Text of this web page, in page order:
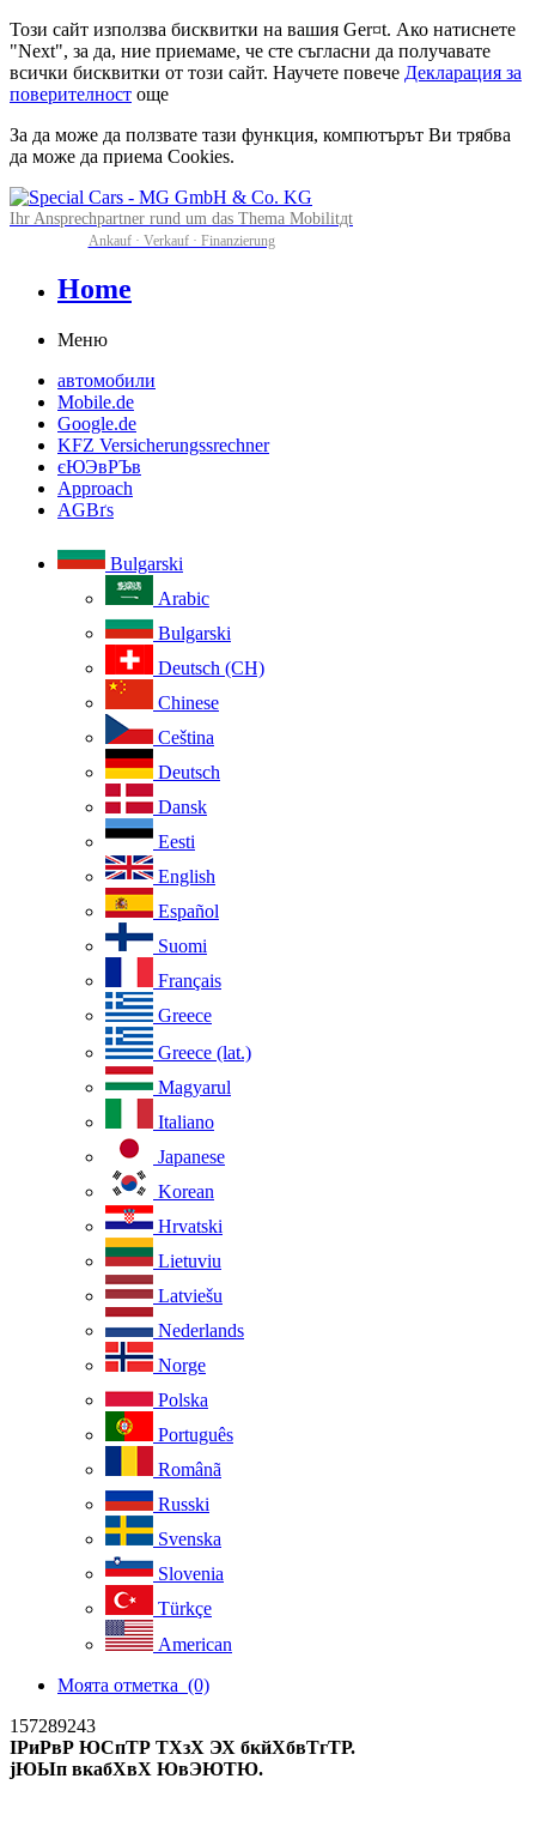
Този сайт използва бисквитки на вашия Ger¤t. Ако натиснете
"Next", за да, ние приемаме, че сте съгласни да получавате
всички бисквитки от този сайт. Научете повече Декларация за
поверителност още
За да може да ползвате тази функция, компютърът Ви трябва
да може да приема Cookies.
Ihr Ansprechpartner rund um das Thema Mobilitдt
Ankauf · Verkauf · Finanzierung
Home
Меню
автомобили
Mobile.de
Google.de
KFZ Versicherungssrechner
єЮЭвРЪв
Approach
AGBґs
Bulgarski
Arabic
Bulgarski
Deutsch (CH)
Chinese
Ceština
Deutsch
Dansk
Eesti
English
Español
Suomi
Français
Greece
Greece (lat.)
Magyarul
Italiano
Japanese
Korean
Hrvatski
Lietuviu
Latviešu
Nederlands
Norge
Polska
Português
Românã
Russki
Svenska
Slovenia
Türkçe
American
Моята отметка (0)
157289243
ІРиРвР ЮСпТР ТХзХ ЭХ бкйХбвТгТР.
јЮЫп вкабХвХ ЮвЭЮТЮ.